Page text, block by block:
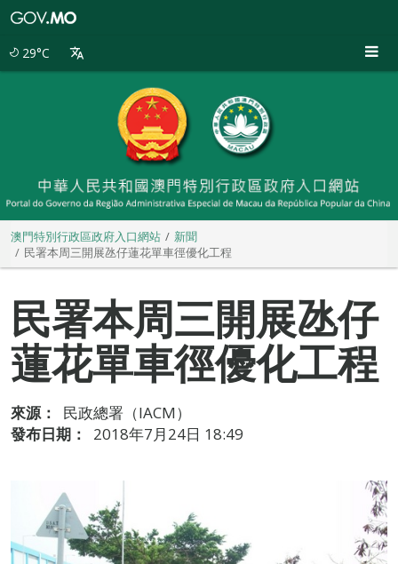
29°C
澳門特別行政區政府入口網站
新聞
民署本周三開展氹仔蓮花單車徑優化工程
民署本周三開展氹仔
蓮花單車徑優化工程
來源：
民政總署（IACM）
發布日期：
2018年7月24日 18:49